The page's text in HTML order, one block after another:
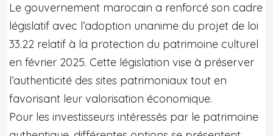
Le gouvernement marocain a renforcé son cadre
législatif avec l’adoption unanime du projet de loi
33.22 relatif à la protection du patrimoine culturel
en février 2025. Cette législation vise à préserver
l’authenticité des sites patrimoniaux tout en
favorisant leur valorisation économique.
Pour les investisseurs intéressés par le patrimoine